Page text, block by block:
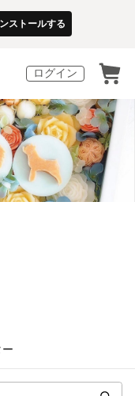
ストールする
ログイン
ー